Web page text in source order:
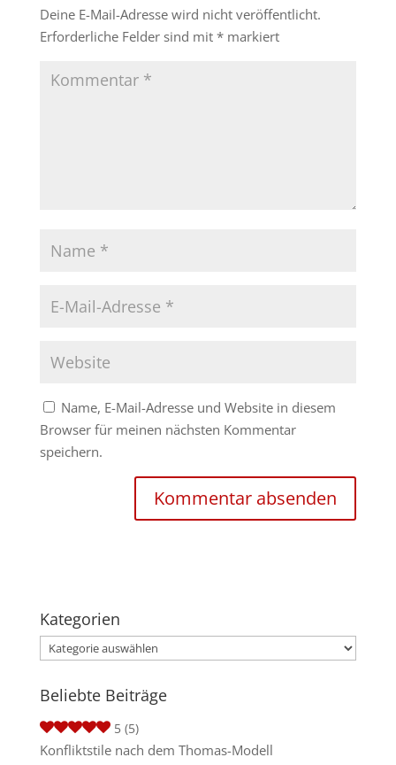
Deine E-Mail-Adresse wird nicht veröffentlicht.
Erforderliche Felder sind mit *markiert
Name, E-Mail-Adresse und Website in diesem
Browser für meinen nächsten Kommentar
speichern.
Kategorien
Kategorien
Beliebte Beiträge
5 (5)
Konfliktstile nach dem Thomas-Modell